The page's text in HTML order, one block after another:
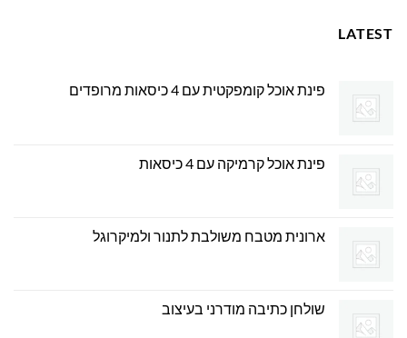
LATEST
פינת אוכל קומפקטית עם 4 כיסאות מרופדים
פינת אוכל קרמיקה עם 4 כיסאות
ארונית מטבח משולבת לתנור ולמיקרוגל
שולחן כתיבה מודרני בעיצוב